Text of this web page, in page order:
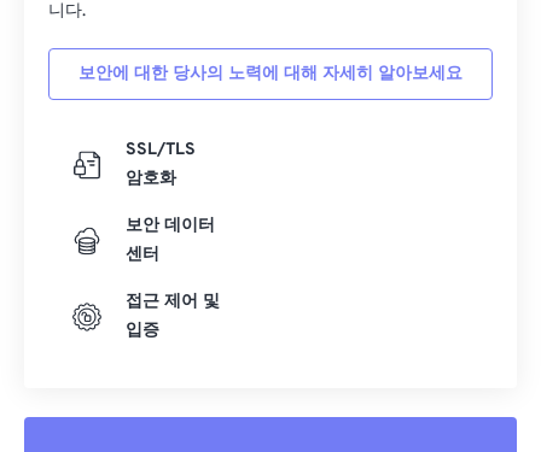
니다.
보안에 대한 당사의 노력에 대해 자세히 알아보세요
SSL/TLS
암호화
보안 데이터
센터
접근 제어 및
입증